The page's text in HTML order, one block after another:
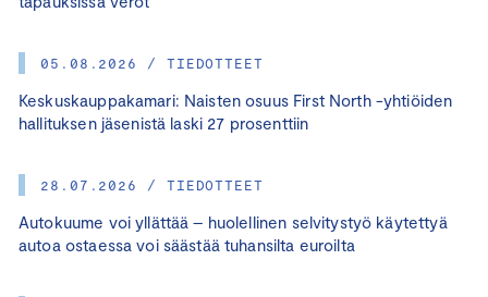
05.08.2026 / TIEDOTTEET
Keskuskauppakamari: Naisten osuus First North -yhtiöiden
hallituksen jäsenistä laski 27 prosenttiin
28.07.2026 / TIEDOTTEET
Autokuume voi yllättää – huolellinen selvitystyö käytettyä
autoa ostaessa voi säästää tuhansilta euroilta